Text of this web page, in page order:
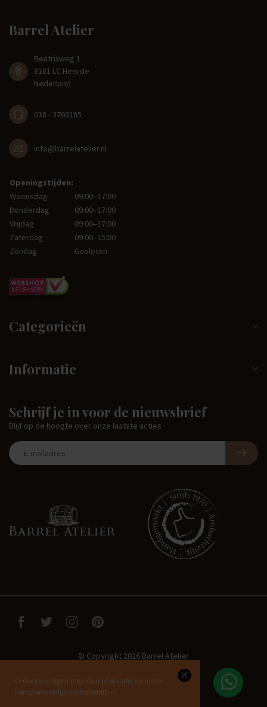
Ontwerp je eigen regenton of statafel en maak
hem persoonlijk via BarreldID.nl
Barrel Atelier
Beatrixweg 1
8181 LC Heerde
Nederland
038 - 3760185
info@barrelatelier.nl
Openingstijden:
Woensdag
09:00–17:00
Donderdag
09:00–17:00
Vrijdag
09:00–17:00
Zaterdag
09:00–15:00
Zondag
Gesloten
Categorieën
Informatie
Schrijf je in voor de nieuwsbrief
Blijf op de hoogte over onze laatste acties
© Copyright 2026 Barrel Atelier